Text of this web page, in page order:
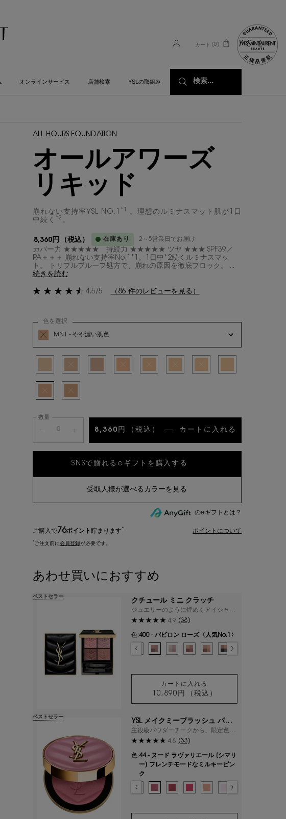
カート 0
0 カート内の製品
オンラインサービス 店舗検索 YSLの取組み 検索...
ALL HOURS FOUNDATION
オールアワーズ
リキッド
崩れない支持率YSL NO.1 *1
。理想のルミナスマット肌が1日
中続く
*2 。
8,360円 （税込） 在庫あり 2～5営業日でお届け
カバー力 ★★★★★ 持続力 ★★★★★ ツヤ ★★★ SPF39／
PA＋＋＋ 崩れない支持率No.1*1。1日中*2続くルミナスマッ
ト。 トリプルプルーフ処方で、崩れの原因を徹底ブロック。 ...
続きを読む
4.5/5 （86 件のレビューを見る）
MN1 - やや濃い肌色
商品バリエーションは在庫切れです, MN1 - やや濃い肌色
色を選択
LC1 - ピンクよりの最も明るい肌色, 1/10
選択済み
商品バリエーションは在庫切れです, LC2 - ピンクよりの明るい肌色, 2/10
LC3 - ピンクよりの明るい～やや明るい肌色, 3/10
選択済み
商品バリエーションは在庫切れです, LC4 - ピンクよりのや
選択済み
商品バリエーションは在庫切れです, LC5 - ピンク
選択済み
商品バリエーションは在庫切れです, LN1
選択済み
商品バリエーションは在庫切れ
選択済み
商品バリエーションは在庫切れです, MN1 - やや濃い肌色, 9/10
選択済み
商品バリエーションは在庫切れです, MN4 - 濃い肌色, 10/10
数量
+ 8,360円 （税込） ― カートに入れる
のeギフトとは？
ご購入で76ポイント貯まります * ポイントについて
*ご注文前に会員登録が必要です。
あわせ買いにおすすめ
クチュール ミニ クラッチ
ジュエリーのように煌めくアイシャド
ウから新色・限定色が登場。
ベストセラー
4.9 (38)
色:400 - バビロン ローズ〈人気No.1〉
色を選択してください
{1} の場合
選択済み
100 - ストラ ドールズ のカラー クチュール ミニ クラッチ、1/19
選択済み
200 - ギリーズ ドリーム のカラー クチュール ミニ クラッチ、2/19
選択済み
300 - カスバ スパイシーズ のカラー クチュール ミニ クラッ
選択済み
310 - エキゾチック ミラージュ のカラー クチュール
選択済み
400 - バビロン ローズ〈人気No.1〉 のカラー
選択済み
410 - フォービドゥン ウィスパー のカラ
選択済み
500 - メディナ グロウ のカラー ク
選択済み
600 - スポンティーニ リリー
選択済み
700 - オーバー ノアー
カートに入れる
10,890円
（税込）
クチュール ミニ クラッチ
YSL メイクミーブラッシュ パウ
ダー
主役級パウダーチークから、限定色が
登場。
ベストセラー
4.8 (33)
色:44 - ヌード ラヴァリエール [シマリ
ー] フレンチモードなミルキーピン
ク
色を選択してください
{1} の場合
選択済み
03 - ミスチヴァス マゼンタ​ [マット] 視線を奪う、大胆で華やかなマゼンタピ
選択済み
06 - ローズ ヘイズ [マット] 温かみのあるソフトコーラル のカラー YSL
選択済み
10 - スターダスト ラブ [スパークル] コットンキャンディーのよう
選択済み
37 - ピーチー ヌード [マット] センシュアルなピーチーヌー
選択済み
42 - ベビードール ピンク [サテン] ピュアな雰囲気の
44 - ヌード ラヴァリエール [シマリー] フレン
54 - ベリー バン [マット] キュートなベ
66 - フューシャ フィズ [スパーク
68 - ペパリー ピンク [マッ
選択済み
69 - ラベンダー ラス